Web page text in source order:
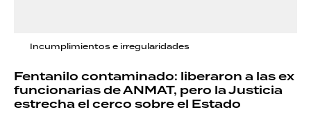
Incumplimientos e irregularidades
Fentanilo contaminado: liberaron a las ex
funcionarias de ANMAT, pero la Justicia
estrecha el cerco sobre el Estado